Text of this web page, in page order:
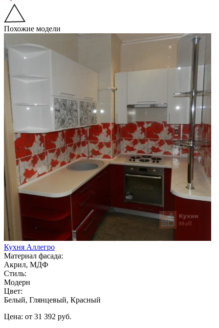
Похожие модели
Кухня Аллегро
Материал фасада:
Акрил, МДФ
Стиль:
Модерн
Цвет:
Белый, Глянцевый, Красный
Цена: от 31 392 руб.